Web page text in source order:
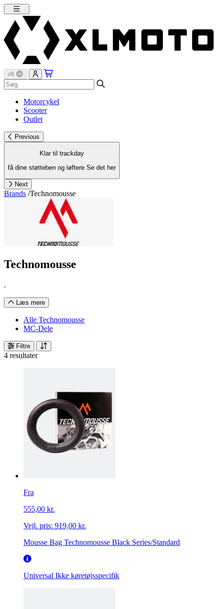
Motorcykel
Scooter
Outlet
Previous
Klar til trackday
få dine støtteben og løftere Se det her
Next
Brands /Technomousse
Technomousse
.
Læs mere
Alle Technomousse
MC-Dele
Filtre
4 resultater
Fra
555,00 kr.
Vejl. pris: 919,00 kr.
Mousse Bag Technomousse Black Series/Standard
Universal Ikke køretøjsspecifik